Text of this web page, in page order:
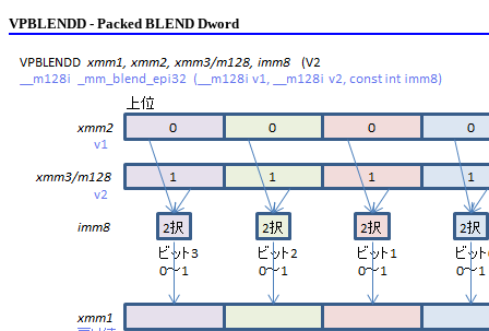
VPBLENDD - Packed BLEND Dword